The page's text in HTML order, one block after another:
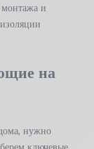
монтажа и
на
нужно
ключевые